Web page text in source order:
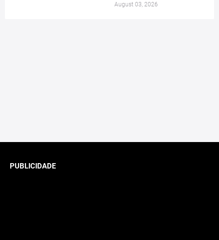
August 03, 2026
PUBLICIDADE